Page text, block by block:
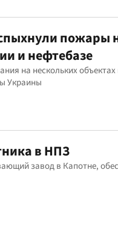
пожары
и нефтебазе
на нескольких
Украины
в НПЗ
завод в Капотне,